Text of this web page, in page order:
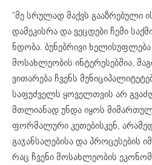
“მე სრულად მაქვს გააზრებული
დამეკისრა და ვეცდები ჩემი
ნდობა. ბუნებრივი ხელისუფლება
მოსახლეობის ინტერესებშია,
ვითარება ჩვენს
საფუძველს ყოველთვის არ
მთლიანად უნდა იყოს
ფორმალური კეთებისკენ,
გაჯანსაღებისა და პროცესების
რაც ჩვენი მოსახლეობის